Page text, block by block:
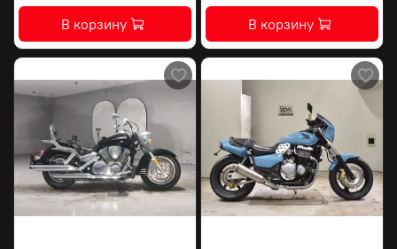
В корзину В корзину